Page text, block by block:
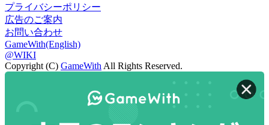
プライバシーポリシー
広告のご案内
お問い合わせ
GameWith(English)
@WIKI
Copyright (C) GameWith All Rights Reserved.